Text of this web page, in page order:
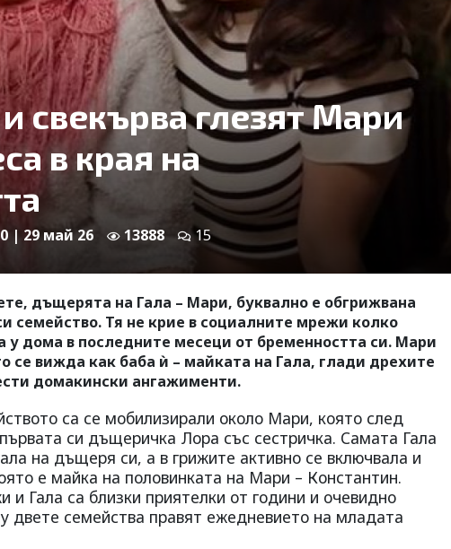
свекърва глезят Мари
в края на
| 29 май 26 13888 15
дъщерята на Гала – Мари, буквално е обгрижвана
семейство. Тя не крие в социалните мрежи колко
у дома в последните месеци от бременността си. Мари
се вижда как баба ѝ – майката на Гала, глади дрехите
домакински ангажименти.
са се мобилизирали около Мари, която след
си дъщеричка Лора със сестричка. Самата Гала
на дъщеря си, а в грижите активно се включвала и
е майка на половинката на Мари – Константин.
Гала са близки приятелки от години и очевидно
семейства правят ежедневието на младата